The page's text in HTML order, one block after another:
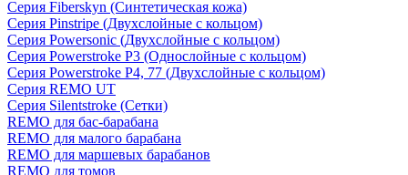
Серия Fiberskyn (Синтетическая кожа)
Серия Pinstripe (Двухслойные с кольцом)
Серия Powersonic (Двухслойные с кольцом)
Серия Powerstroke P3 (Однослойные с кольцом)
Серия Powerstroke P4, 77 (Двухслойные с кольцом)
Серия REMO UT
Серия Silentstroke (Сетки)
REMO для бас-барабана
REMO для малого барабана
REMO для маршевых барабанов
REMO для томов